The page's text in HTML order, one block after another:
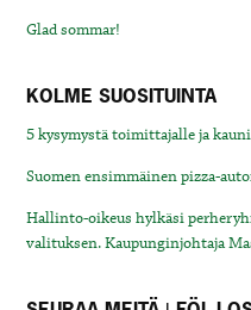
Glad sommar!
KOLME SUOSITUINTA
5 kysymystä toimittajalle ja
Suomen ensimmäinen pizza-
Hallinto-oikeus hylkäsi
valituksen. Kaupunginjohtaja